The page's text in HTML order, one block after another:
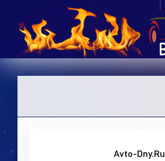
Avto-Dny.Ru